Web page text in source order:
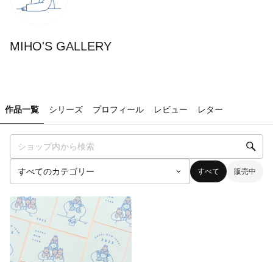
MIHO'S GALLERY
作品一覧 シリーズ プロフィール レビュー レター
すべて 販売中